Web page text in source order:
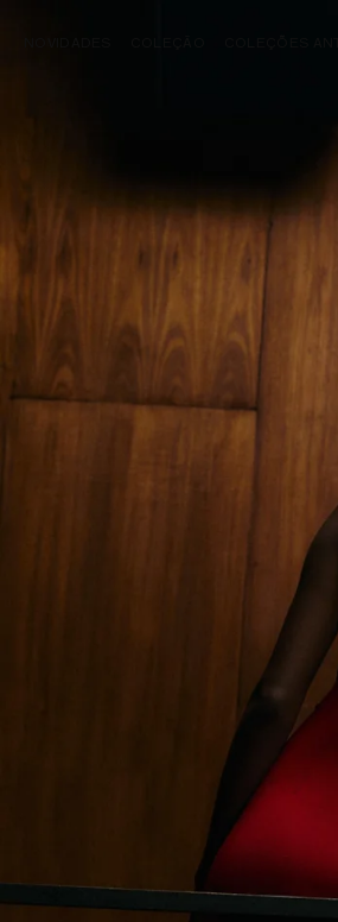
COLEÇÕES